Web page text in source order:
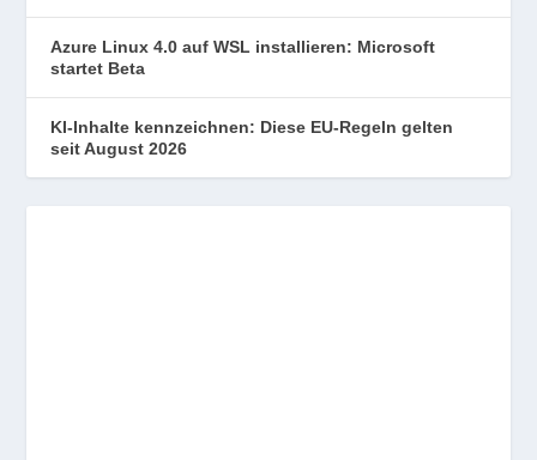
Azure Linux 4.0 auf WSL installieren: Microsoft
startet Beta
KI-Inhalte kennzeichnen: Diese EU-Regeln gelten
seit August 2026